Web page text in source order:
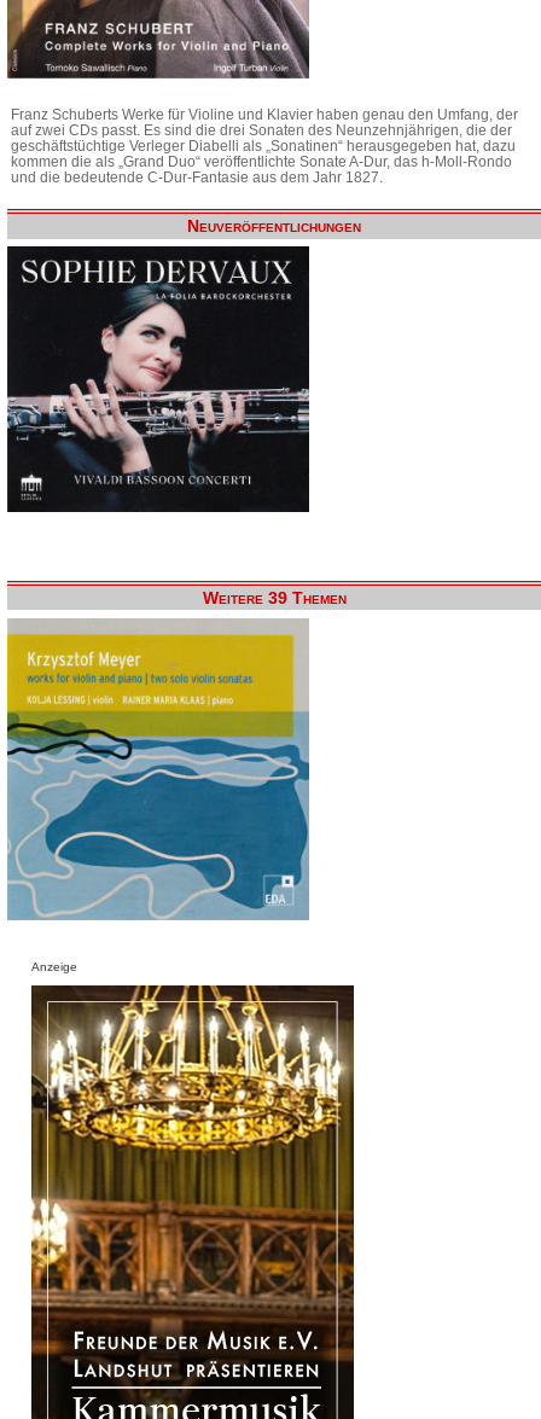
Franz Schuberts Werke für Violine und Klavier haben genau den Umfang, der
auf zwei CDs passt. Es sind die drei Sonaten des Neunzehnjährigen, die der
geschäftstüchtige Verleger Diabelli als „Sonatinen“ herausgegeben hat, dazu
kommen die als „Grand Duo“ veröffentlichte Sonate A-Dur, das h-Moll-Rondo
und die bedeutende C-Dur-Fantasie aus dem Jahr 1827.
Neuveröffentlichungen
Weitere 39 Themen
Anzeige